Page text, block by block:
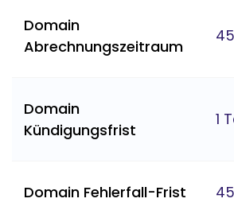
Domain
Abrechnungszeitraum
Domain
Kündigungsfrist
1
Domain Fehlerfall-Frist